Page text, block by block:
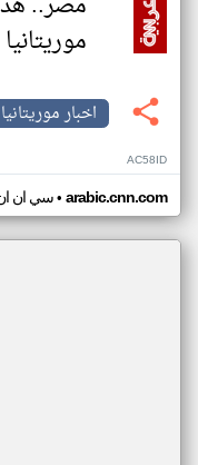
اخبار موريتانيا
AC58ID
سي ان• arabic.cnn.com